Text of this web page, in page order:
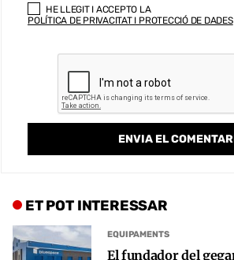
HE LLEGIT I ACCEPTO LA
POLÍTICA DE PRIVACITAT I PROTECCIÓ DE DADES
ET POT INTERESSAR
EQUIPAMENTS
El fundador del